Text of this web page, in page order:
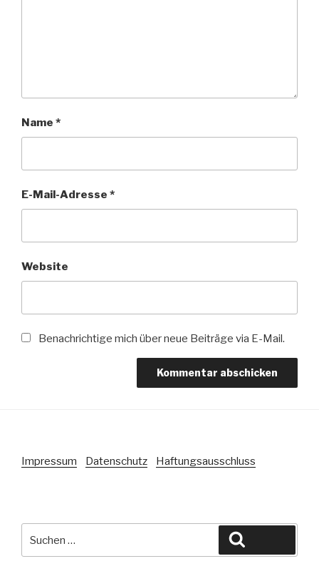
Name *
E-Mail-Adresse *
Website
Benachrichtige mich über neue Beiträge via E-Mail.
Impressum Datenschutz Haftungsausschluss
nach: